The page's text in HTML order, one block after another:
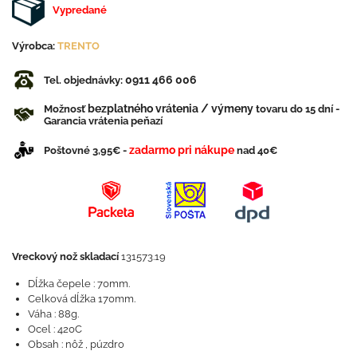
Vypredané
Výrobca: TRENTO
Tel. objednávky: 0911 466 006
Možnosťbezplatného vrátenia / výmeny tovaru do 15 dní -
Garancia vrátenia peňazí
Poštovné 3,95€ - zadarmo pri nákupe nad 40€
Vreckový nož skladací131573.19
Dĺžka čepele : 70mm.
Celková dĺžka 170mm.
Váha : 88g.
Ocel : 420C
Obsah : nôž , púzdro